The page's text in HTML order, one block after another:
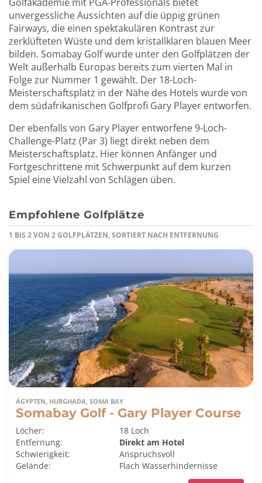
unvergessliche Aussichten auf die üppig grünen
Fairways, die einen spektakulären Kontrast zur
zerklüfteten Wüste und dem kristallklaren blauen Meer
bilden. Somabay Golf wurde unter den Golfplätzen der
Welt außerhalb Europas bereits zum vierten Mal in
Folge zur Nummer 1 gewählt. Der 18-Loch-
Meisterschaftsplatz in der Nähe des Hotels wurde von
dem südafrikanischen Golfprofi Gary Player entworfen.
Der ebenfalls von Gary Player entworfene 9-Loch-
Challenge-Platz (Par 3) liegt direkt neben dem
Meisterschaftsplatz. Hier können Anfänger und
Fortgeschrittene mit Schwerpunkt auf dem kurzen
Spiel eine Vielzahl von Schlägen üben.
Empfohlene Golfplätze
1 BIS 2 VON 2 GOLFPLÄTZEN, SORTIERT NACH ENTFERNUNG
ÄGYPTEN, HURGHADA, SOMA BAY
Somabay Golf - Gary Player Course
Löcher:
18 Loch
Entfernung:
Direkt am Hotel
Schwierigkeit:
Anspruchsvoll
Gelände:
FlachWasserhindernisse